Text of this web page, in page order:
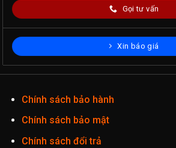
Gọi tư vấn
Xin báo giá
Chính sách bảo hành
Chính sách bảo mật
Chính sách đổi trả